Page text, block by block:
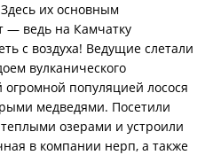
их основным
— ведь на Камчатку
с воздуха! Ведущие слетали
вулканического
популяцией лосося
медведями. Посетили
озерами и устроили
в компании нерп, а также